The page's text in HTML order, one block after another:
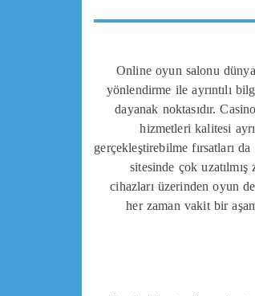
Online oyun salonu
yönlendirme ile ayrıntılı
dayanak noktasıdır.
hizmetleri kalitesi
gerçekleştirebilme fırsatları
sitesinde çok
cihazları üzerinden oyun
her zaman vakit bir